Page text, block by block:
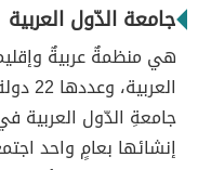
جامعة الدّول العربية
هي منظمةٌ عربيةٌ
إنشائها بعامٍ واحد